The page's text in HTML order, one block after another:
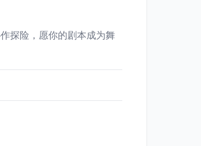
探险，愿你的剧本成为舞